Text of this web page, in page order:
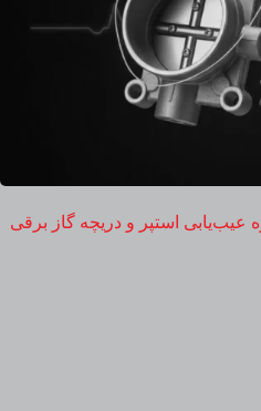
عیب‌یابی استپر و دریچه گاز برقی